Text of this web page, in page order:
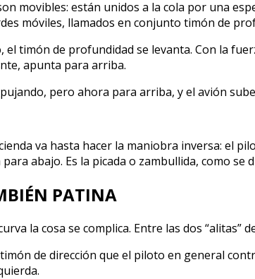
movibles: están unidos a la cola por una
móviles, llamados en conjunto timón de
el timón de profundidad se levanta. Con la
apunta para arriba.
pero ahora para arriba, y el avión
va hasta hacer la maniobra inversa: el
abajo. Es la picada o zambullida, como se
PATINA
la cosa se complica. Entre las dos
de dirección que el piloto en general